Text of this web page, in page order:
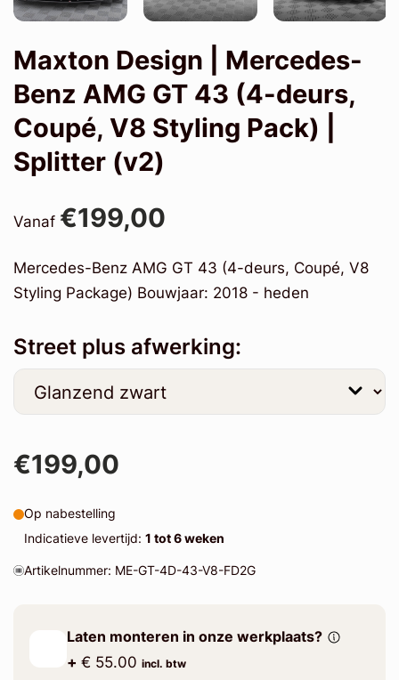
Maxton Design | Mercedes-
Benz AMG GT 43 (4-deurs,
Coupé, V8 Styling Pack) |
Splitter (v2)
Vanaf €199,00
Mercedes-Benz AMG GT 43 (4-deurs, Coupé, V8
Styling Package) Bouwjaar: 2018 - heden
Street plus afwerking:
€199,00
Op nabestelling
Indicatieve levertijd: 1 tot 6 weken
Artikelnummer: ME-GT-4D-43-V8-FD2G
Laten monteren in onze werkplaats?
+ € 55.00 incl. btw